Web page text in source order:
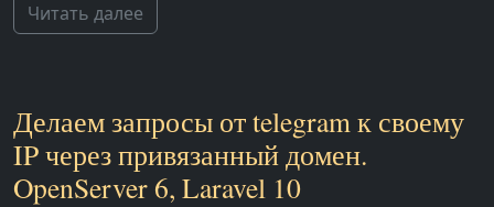
Читать далее
Делаем запросы от telegram к своему
IP через привязанный домен.
OpenServer 6, Laravel 10